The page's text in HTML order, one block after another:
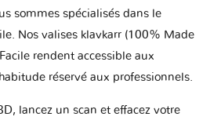
sommes spécialisés dans le
Nos valises klavkarr (100% Made
rendent accessible aux
réservé aux professionnels.
lancez un scan et effacez votre